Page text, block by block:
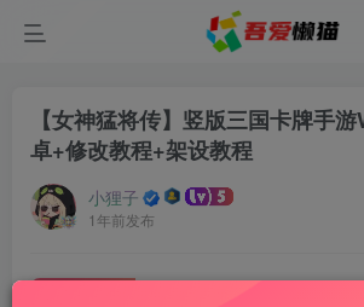
【女神猛将传】竖版三国卡牌手
卓+修改教程+架设教程
小狸子
1年前发布